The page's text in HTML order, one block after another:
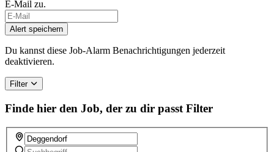
E-Mail zu.
Alert speichern
Du kannst diese Job-Alarm Benachrichtigungen jederzeit
deaktivieren.
Filter
Finde hier den Job, der zu dir passt Filter